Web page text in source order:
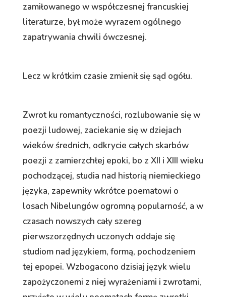
zamiłowanego w współczesnej francuskiej
literaturze, był może wyrazem ogólnego
zapatrywania chwili ówczesnej.
Lecz w krótkim czasie zmienił się sąd ogółu.
Zwrot ku romantyczności, rozlubowanie się w
poezji ludowej, zaciekanie się w dziejach
wieków średnich, odkrycie całych skarbów
poezji z zamierzchłej epoki, bo z XII i XIII wieku
pochodzącej, studia nad historią niemieckiego
języka, zapewniły wkrótce poematowi o
losach Nibelungów ogromną popularność, a w
czasach nowszych cały szereg
pierwszorzędnych uczonych oddaje się
studiom nad językiem, formą, pochodzeniem
tej epopei. Wzbogacono dzisiaj język wielu
zapożyczonemi z niej wyrażeniami i zwrotami,